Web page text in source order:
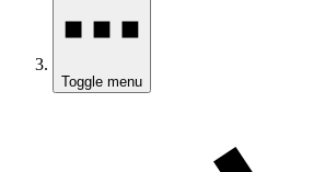
Toggle menu